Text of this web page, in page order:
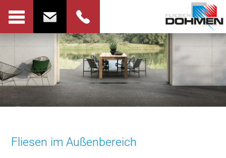
Fliesen im Außenbereich